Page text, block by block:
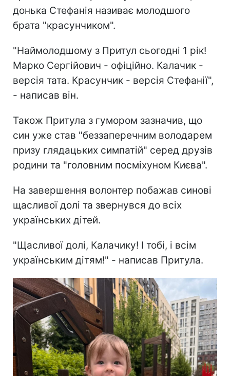
донька Стефанія називає молодшого
брата "красунчиком".
"Наймолодшому з Притул сьогодні 1 рік!
Марко Сергійович - офіційно. Калачик -
версія тата. Красунчик - версія Стефанії",
- написав він.
Також Притула з гумором зазначив, що
син уже став "беззаперечним володарем
призу глядацьких симпатій" серед друзів
родини та "головним посміхуном Києва".
На завершення волонтер побажав синові
щасливої долі та звернувся до всіх
українських дітей.
"Щасливої долі, Калачику! І тобі, і всім
українським дітям!" - написав Притула.